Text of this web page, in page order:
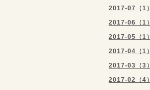
2017-07（1）
2017-06（1）
2017-05（1）
2017-04（1）
2017-03（3）
2017-02（4）